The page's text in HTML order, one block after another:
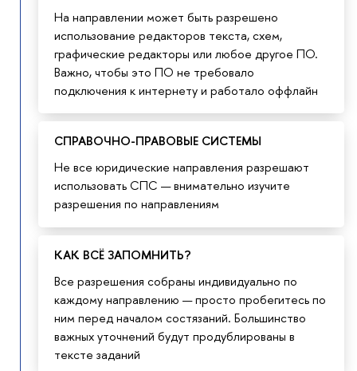
На направлении может быть разрешено
использование редакторов текста, схем,
графические редакторы или любое другое ПО.
Важно, чтобы это ПО не требовало
подключения к интернету и работало оффлайн
СПРАВОЧНО-ПРАВОВЫЕ СИСТЕМЫ
Не все юридические направления разрешают
использовать СПС — внимательно изучите
разрешения по направлениям
КАК ВСЁ ЗАПОМНИТЬ?
Все разрешения собраны индивидуально по
каждому направлению — просто пробегитесь по
ним перед началом состязаний. Большинство
важных уточнений будут продублированы в
тексте заданий